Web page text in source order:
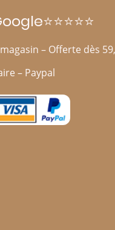
– Offerte dès
– Paypal